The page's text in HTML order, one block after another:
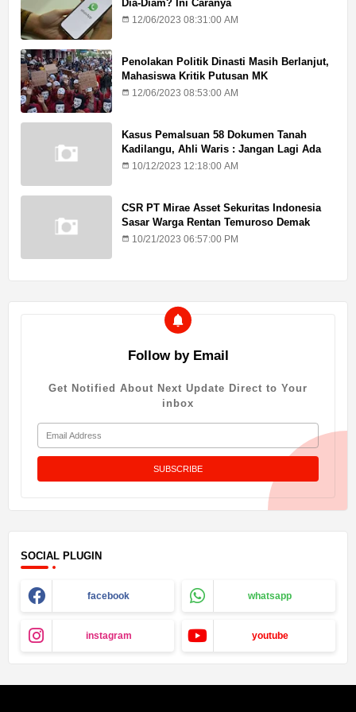
Dia-Diam? Ini Caranya
12/06/2023 08:31:00 AM
Penolakan Politik Dinasti Masih Berlanjut,
Mahasiswa Kritik Putusan MK
12/06/2023 08:53:00 AM
Kasus Pemalsuan 58 Dokumen Tanah
Kadilangu, Ahli Waris : Jangan Lagi Ada
Penundaan Hukuman
10/12/2023 12:18:00 AM
CSR PT Mirae Asset Sekuritas Indonesia
Sasar Warga Rentan Temuroso Demak
10/21/2023 06:57:00 PM
Follow by Email
Get Notified About Next Update Direct to Your
inbox
SOCIAL PLUGIN
facebook whatsapp
instagram youtube